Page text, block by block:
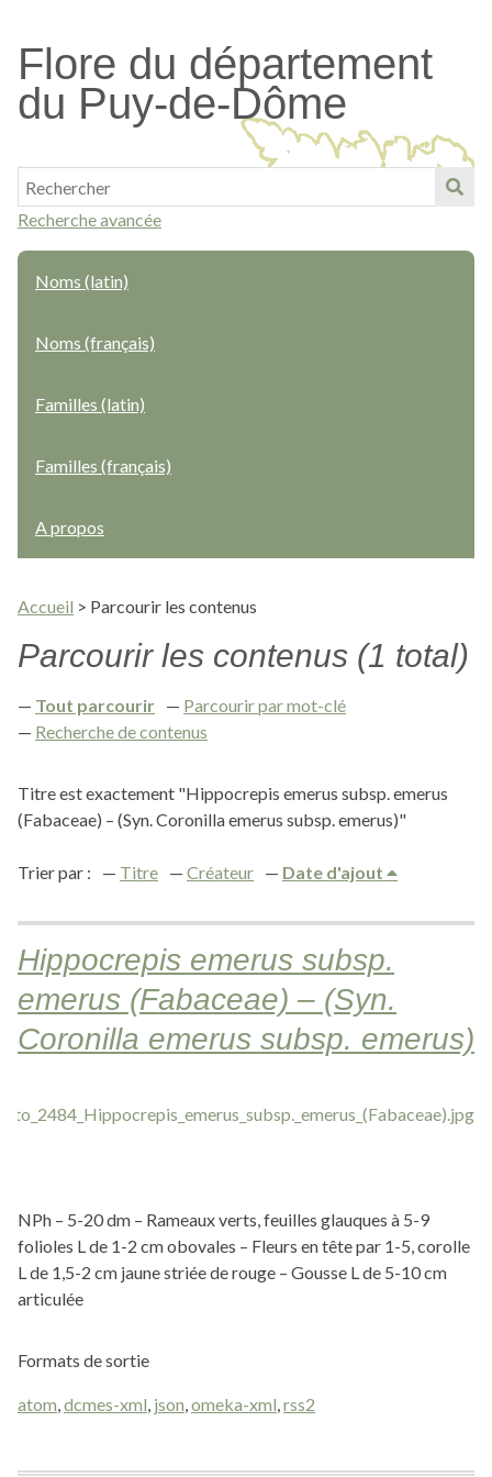
contenu
principal
Flore du département
du Puy-de-Dôme
Recherche avancée
Noms (latin)
Noms (français)
Familles (latin)
Familles (français)
A propos
Accueil > Parcourir les contenus
Parcourir les contenus (1 total)
Tout parcourir
Parcourir par mot-clé
Recherche de contenus
Titre est exactement "Hippocrepis emerus subsp. emerus
(Fabaceae) – (Syn. Coronilla emerus subsp. emerus)"
Trier par : Titre Créateur Date d'ajout
Hippocrepis emerus subsp.
emerus (Fabaceae) – (Syn.
Coronilla emerus subsp. emerus)
NPh – 5-20 dm – Rameaux verts, feuilles glauques à 5-9
folioles L de 1-2 cm obovales – Fleurs en tête par 1-5, corolle
L de 1,5-2 cm jaune striée de rouge – Gousse L de 5-10 cm
articulée
Formats de sortie
atom,dcmes-xml, json,omeka-xml,rss2